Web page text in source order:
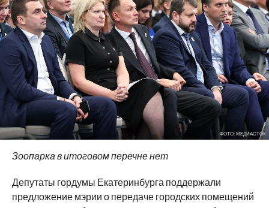
ФОТО: МЕДИАСТОК
Зоопарка в итоговом перечне нет
Депутаты гордумы Екатеринбурга поддержали
предложение мэрии о передаче городских помещений